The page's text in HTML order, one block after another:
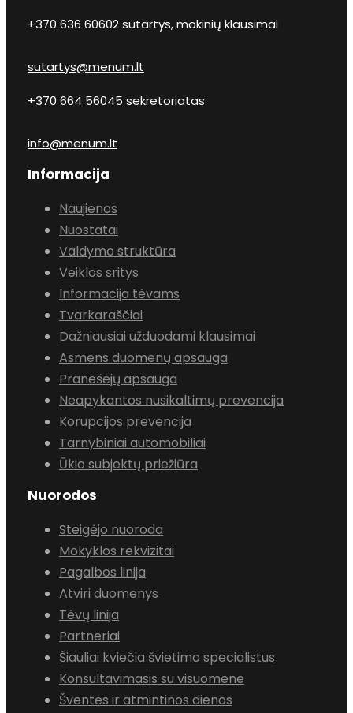
+370 636 60602 sutartys, mokinių klausimai
sutartys@menum.lt
+370 664 56045 sekretoriatas
info@menum.lt
Informacija
Naujienos
Nuostatai
Valdymo struktūra
Veiklos sritys
Informacija tėvams
Tvarkaraščiai
Dažniausiai užduodami klausimai
Asmens duomenų apsauga
Pranešėjų apsauga
Neapykantos nusikaltimų prevencija
Korupcijos prevencija
Tarnybiniai automobiliai
Ūkio subjektų priežiūra
Nuorodos
Steigėjo nuoroda
Mokyklos rekvizitai
Pagalbos linija
Atviri duomenys
Tėvų linija
Partneriai
Šiauliai kviečia švietimo specialistus
Konsultavimasis su visuomene
Šventės ir atmintinos dienos